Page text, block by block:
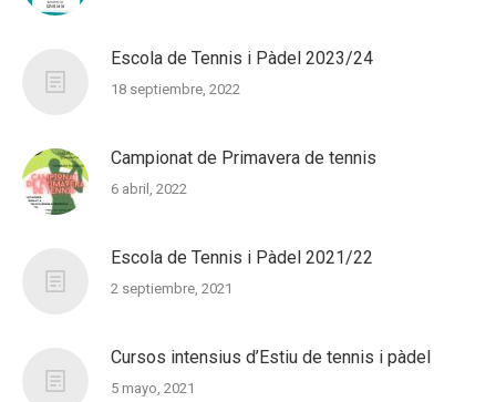
Escola de Tennis i Pàdel 2023/24
18 septiembre, 2022
Campionat de Primavera de tennis
6 abril, 2022
Escola de Tennis i Pàdel 2021/22
2 septiembre, 2021
Cursos intensius d’Estiu de tennis i pàdel
5 mayo, 2021